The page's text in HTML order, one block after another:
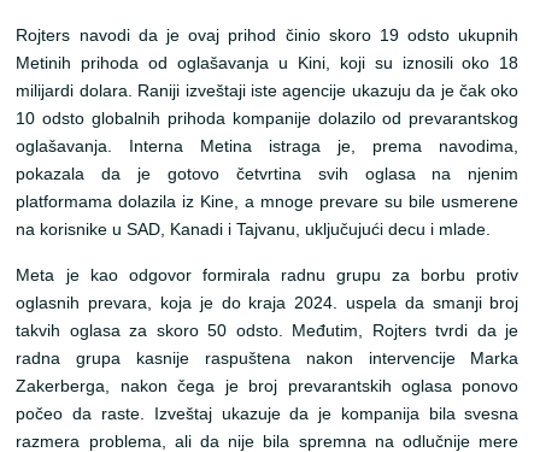
Rojters navodi da je ovaj prihod činio skoro 19 odsto ukupnih
Metinih prihoda od oglašavanja u Kini, koji su iznosili oko 18
milijardi dolara. Raniji izveštaji iste agencije ukazuju da je čak oko
10 odsto globalnih prihoda kompanije dolazilo od prevarantskog
oglašavanja. Interna Metina istraga je, prema navodima,
pokazala da je gotovo četvrtina svih oglasa na njenim
platformama dolazila iz Kine, a mnoge prevare su bile usmerene
na korisnike u SAD, Kanadi i Tajvanu, uključujući decu i mlade.
Meta je kao odgovor formirala radnu grupu za borbu protiv
oglasnih prevara, koja je do kraja 2024. uspela da smanji broj
takvih oglasa za skoro 50 odsto. Međutim, Rojters tvrdi da je
radna grupa kasnije raspuštena nakon intervencije Marka
Zakerberga, nakon čega je broj prevarantskih oglasa ponovo
počeo da raste. Izveštaj ukazuje da je kompanija bila svesna
razmera problema, ali da nije bila spremna na odlučnije mere